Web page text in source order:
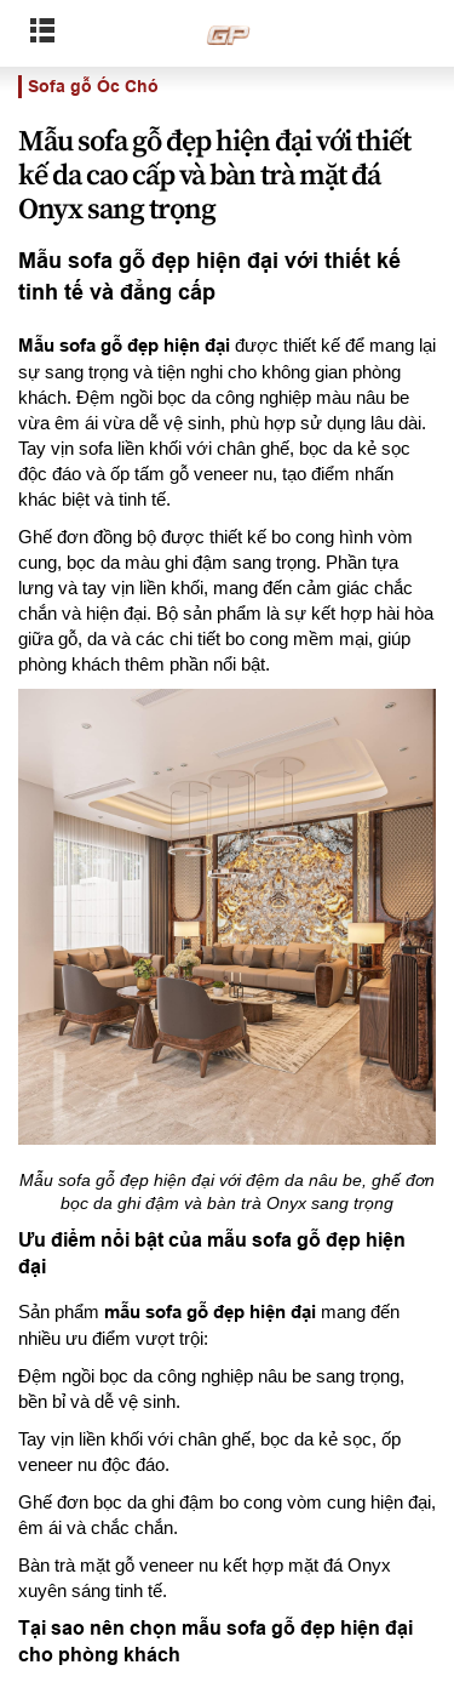
Sofa gỗ Óc Chó
Mẫu sofa gỗ đẹp hiện đại với thiết
kế da cao cấp và bàn trà mặt đá
Onyx sang trọng
Mẫu sofa gỗ đẹp hiện đại với thiết kế
tinh tế và đẳng cấp
Mẫu sofa gỗ đẹp hiện đại được thiết kế để mang lại
sự sang trọng và tiện nghi cho không gian phòng
khách. Đệm ngồi bọc da công nghiệp màu nâu be
vừa êm ái vừa dễ vệ sinh, phù hợp sử dụng lâu dài.
Tay vịn sofa liền khối với chân ghế, bọc da kẻ sọc
độc đáo và ốp tấm gỗ veneer nu, tạo điểm nhấn
khác biệt và tinh tế.
Ghế đơn đồng bộ được thiết kế bo cong hình vòm
cung, bọc da màu ghi đậm sang trọng. Phần tựa
lưng và tay vịn liền khối, mang đến cảm giác chắc
chắn và hiện đại. Bộ sản phẩm là sự kết hợp hài hòa
giữa gỗ, da và các chi tiết bo cong mềm mại, giúp
phòng khách thêm phần nổi bật.
Mẫu sofa gỗ đẹp hiện đại với đệm da nâu be, ghế đơn
bọc da ghi đậm và bàn trà Onyx sang trọng
Ưu điểm nổi bật của mẫu sofa gỗ đẹp hiện
đại
Sản phẩm mẫu sofa gỗ đẹp hiện đại mang đến
nhiều ưu điểm vượt trội:
Đệm ngồi bọc da công nghiệp nâu be sang trọng,
bền bỉ và dễ vệ sinh.
Tay vịn liền khối với chân ghế, bọc da kẻ sọc, ốp
veneer nu độc đáo.
Ghế đơn bọc da ghi đậm bo cong vòm cung hiện đại,
êm ái và chắc chắn.
Bàn trà mặt gỗ veneer nu kết hợp mặt đá Onyx
xuyên sáng tinh tế.
Tại sao nên chọn mẫu sofa gỗ đẹp hiện đại
cho phòng khách